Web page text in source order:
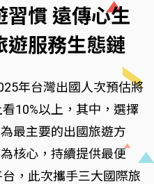
習慣 遠傳心生
遊服務生態鏈
年台灣出國人次預估將
10%以上，其中，選擇
最主要的出國旅遊方
核心，持續提供最便
，此次攜手三大國際旅